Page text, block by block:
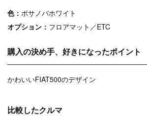
色： ボサノバホワイト
オプション： フロアマット／ETC
購入の決め手、好きになったポイント
かわいいFIAT500のデザイン
比較したクルマ